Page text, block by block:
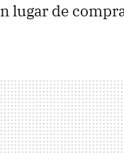
lugar de